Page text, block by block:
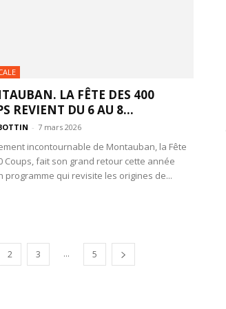
LA FÊTE DES 400
REVIENT DU 6 AU 8...
- 7 mars 2026
incontournable de Montauban, la Fête
Coups, fait son grand retour cette année
programme qui revisite les origines de...
2 3 ... 5